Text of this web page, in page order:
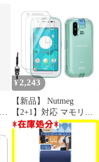
ノ6 用の カバー TPU 超
薄型 全面保護 ケース
ソフト ケース クリア
シリコン 透明 クリア
ケース 耐衝撃 TPU ケ
ース 擦り傷防止なじむ
柔らかい手触り 837
¥ 2,243
【新品】 Nutmeg
【2+1】対応 マモリー
ノ6 / mamorino6 ガラス
フィルム + mamorino6
SHF35 ケース クリア
カバー TPU素材 全透明